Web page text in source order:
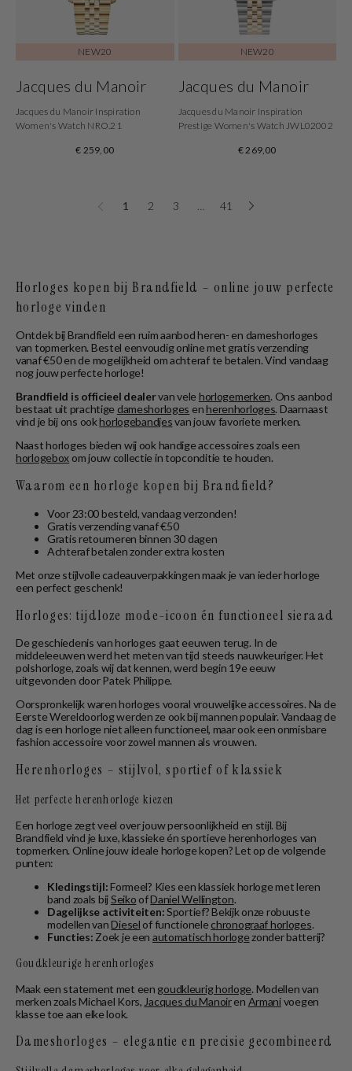
NEW20
Jacques du Manoir
Jacques du Manoir Inspiration
Women's Watch NRO.21
€ 259,00
NEW20
Jacques du Manoir
Jacques du Manoir Inspiration
Prestige Women's Watch JWL02002
€ 269,00
1 2 3 41
Horloges kopen bij Brandfield – online jouw perfecte
horloge vinden
Ontdek bij Brandfield een ruim aanbod heren- en dameshorloges
van topmerken. Bestel eenvoudig online met gratis verzending
vanaf €50 en de mogelijkheid om achteraf te betalen. Vind vandaag
nog jouw perfecte horloge!
Brandfield is officieel dealervan vele horlogemerken. Ons aanbod
bestaat uit prachtige dameshorloges enherenhorloges. Daarnaast
vind je bij ons ookhorlogebandjesvan jouw favoriete merken.
Naast horloges bieden wij ook handige accessoires zoals een
horlogebox om jouw collectie in topconditie te houden.
Waarom een horloge kopen bij Brandfield?
Voor 23:00 besteld, vandaag verzonden!
Gratis verzending vanaf €50
Gratis retourneren binnen 30 dagen
Achteraf betalen zonder extra kosten
Met onze stijlvolle cadeauverpakkingen maak je van ieder horloge
een perfect geschenk!
Horloges: tijdloze mode-icoon én functioneel sieraad
De geschiedenis van horloges gaat eeuwen terug. In de
middeleeuwen werd het meten van tijd steeds nauwkeuriger. Het
polshorloge, zoals wij dat kennen, werd begin 19e eeuw
uitgevonden door Patek Philippe.
Oorspronkelijk waren horloges vooral vrouwelijke accessoires. Na de
Eerste Wereldoorlog werden ze ook bij mannen populair. Vandaag de
dag is een horloge niet alleen functioneel, maar ook een onmisbare
fashion accessoire voor zowel mannen als vrouwen.
Herenhorloges – stijlvol, sportief of klassiek
Het perfecte herenhorloge kiezen
Een horloge zegt veel over jouw persoonlijkheid en stijl. Bij
Brandfield vind je luxe, klassieke én sportieve herenhorloges van
topmerken. Online jouw ideale horloge kopen? Let op de volgende
punten:
Kledingstijl:Formeel? Kies een klassiek horloge met leren
band zoals bijSeiko ofDaniel Wellington.
Dagelijkse activiteiten:Sportief? Bekijk onze robuuste
modellen vanDiesel of functionele chronograaf horloges.
Functies: Zoek je een automatisch horlogezonder batterij?
Goudkleurige herenhorloges
Maak een statement met een goudkleurig horloge. Modellen van
merken zoals Michael Kors, Jacques du Manoiren Armanivoegen
klasse toe aan elke look.
Dameshorloges – elegantie en precisie gecombineerd